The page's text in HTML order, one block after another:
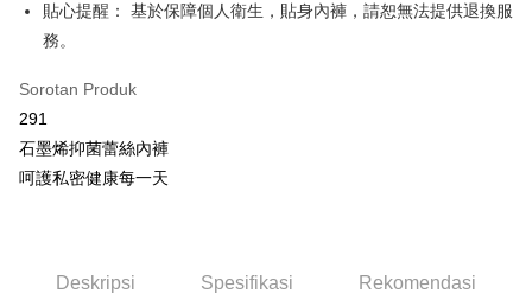
Perkhidmatan ini disediakan oleh Taiwan Mobile dan tersedia untuk
akan mengarahkan anda secara automatik ke proses transaksi OP Pay
Later selepas pesanan dibuat. Anda perlu mengesahkan nombor telefon
akhir pembayaran. Transaksi akan dianggap selesai setelah pembayaran
yang dikenakan adalah tertakluk kepada maklumat yang dinyatakan
pada halaman pengesahan transaksi seterusnya.
AFTEE
Deskripsi
1. Dengan memilih AFTEE sebagai kaedah pembayaran, mesej
pengesahan AFTEE akan muncul.
3. Tiada bayaran diperlukan apabila pesanan disahkan. Produk akan
dihantar ke alamat yang ditetapkan.
pembayaran di empat kedai serbaneka utama, ATM atau perbankan
Hami Point
Deskripsi
「Hami Point」為中華電信所提供之點數服務，可於會員專區綁定中華電信
Pemindahan ATM
全家取貨付款
貼心提醒： 基於保障個人衛生，貼身內褲，請恕無法提供退換服
務。
Sorotan Produk
291
石墨烯抑菌蕾絲內褲
呵護私密健康每一天
Deskripsi Spesifikasi Rekomendasi